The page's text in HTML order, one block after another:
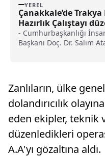
YEREL
Çanakkale’de
Hazırlık Çalıştayı
- Cumhurbaşkanlığı
Başkanı Doç. Dr. Salim
talep tarafını oluşturan
sağlamak için bu
anda 130 ayrı ülkeden
sisteme"
Zanlıların, ülke
dolandırıcılık
eden ekipler, teknik
düzenledikleri
A.A'yı gözaltına aldı.